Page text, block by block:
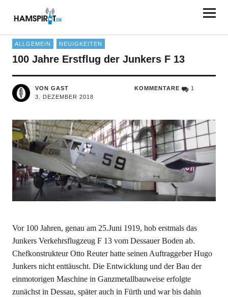
HAMSPIRIT.DE
ALLGEMEIN NEUIGKEITEN
100 Jahre Erstflug der Junkers F 13
VON GAST
3. DEZEMBER 2018
KOMMENTARE 1
Vor 100 Jahren, genau am 25.Juni 1919, hob erstmals das
Junkers Verkehrsflugzeug F 13 vom Dessauer Boden ab.
Chefkonstrukteur Otto Reuter hatte seinen Auftraggeber Hugo
Junkers nicht enttäuscht. Die Entwicklung und der Bau der
einmotorigen Maschine in Ganzmetallbauweise erfolgte
zunächst in Dessau, später auch in Fürth und war bis dahin